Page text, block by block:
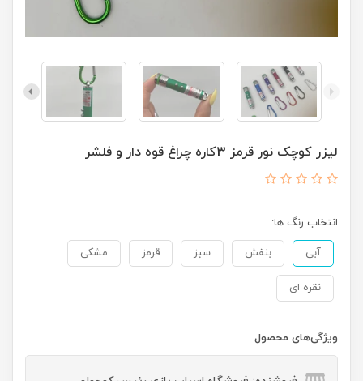
لیزر کوچک نور قرمز 3کاره چراغ قوه دار و فلشر
انتخاب رنگ ها:
آبی بنفش سبز قرمز مشکی
نقره ای
ویژگی‌های محصول